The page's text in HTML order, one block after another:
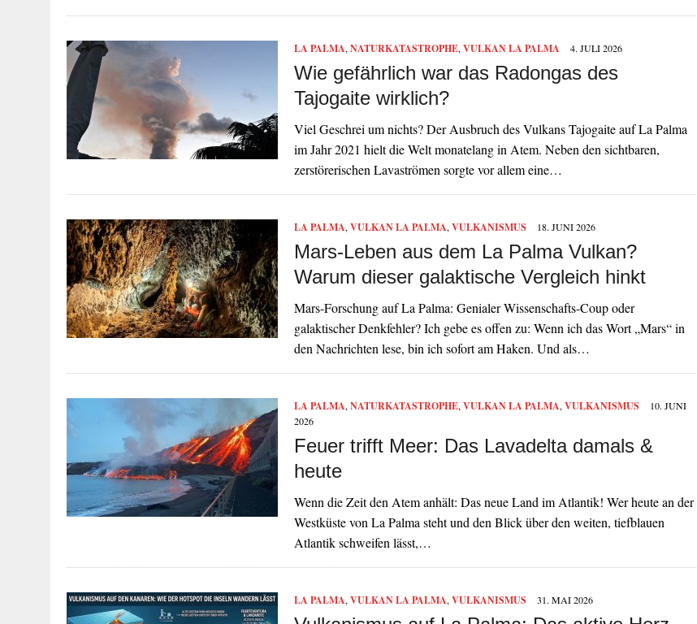
LA PALMA, NATURKATASTROPHE, VULKAN LA PALMA 4. JULI 2026
Wie gefährlich war das Radongas des
Tajogaite wirklich?
Viel Geschrei um nichts? Der Ausbruch des Vulkans Tajogaite auf La Palma
im Jahr 2021 hielt die Welt monatelang in Atem. Neben den sichtbaren,
zerstörerischen Lavaströmen sorgte vor allem eine…
LA PALMA, VULKAN LA PALMA, VULKANISMUS 18. JUNI 2026
Mars-Leben aus dem La Palma Vulkan?
Warum dieser galaktische Vergleich hinkt
Mars-Forschung auf La Palma: Genialer Wissenschafts-Coup oder
galaktischer Denkfehler? Ich gebe es offen zu: Wenn ich das Wort „Mars“ in
den Nachrichten lese, bin ich sofort am Haken. Und als…
LA PALMA, NATURKATASTROPHE, VULKAN LA PALMA, VULKANISMUS
10. JUNI
2026
Feuer trifft Meer: Das Lavadelta damals &
heute
Wenn die Zeit den Atem anhält: Das neue Land im Atlantik! Wer heute an der
Westküste von La Palma steht und den Blick über den weiten, tiefblauen
Atlantik schweifen lässt,…
LA PALMA, VULKAN LA PALMA, VULKANISMUS 31. MAI 2026